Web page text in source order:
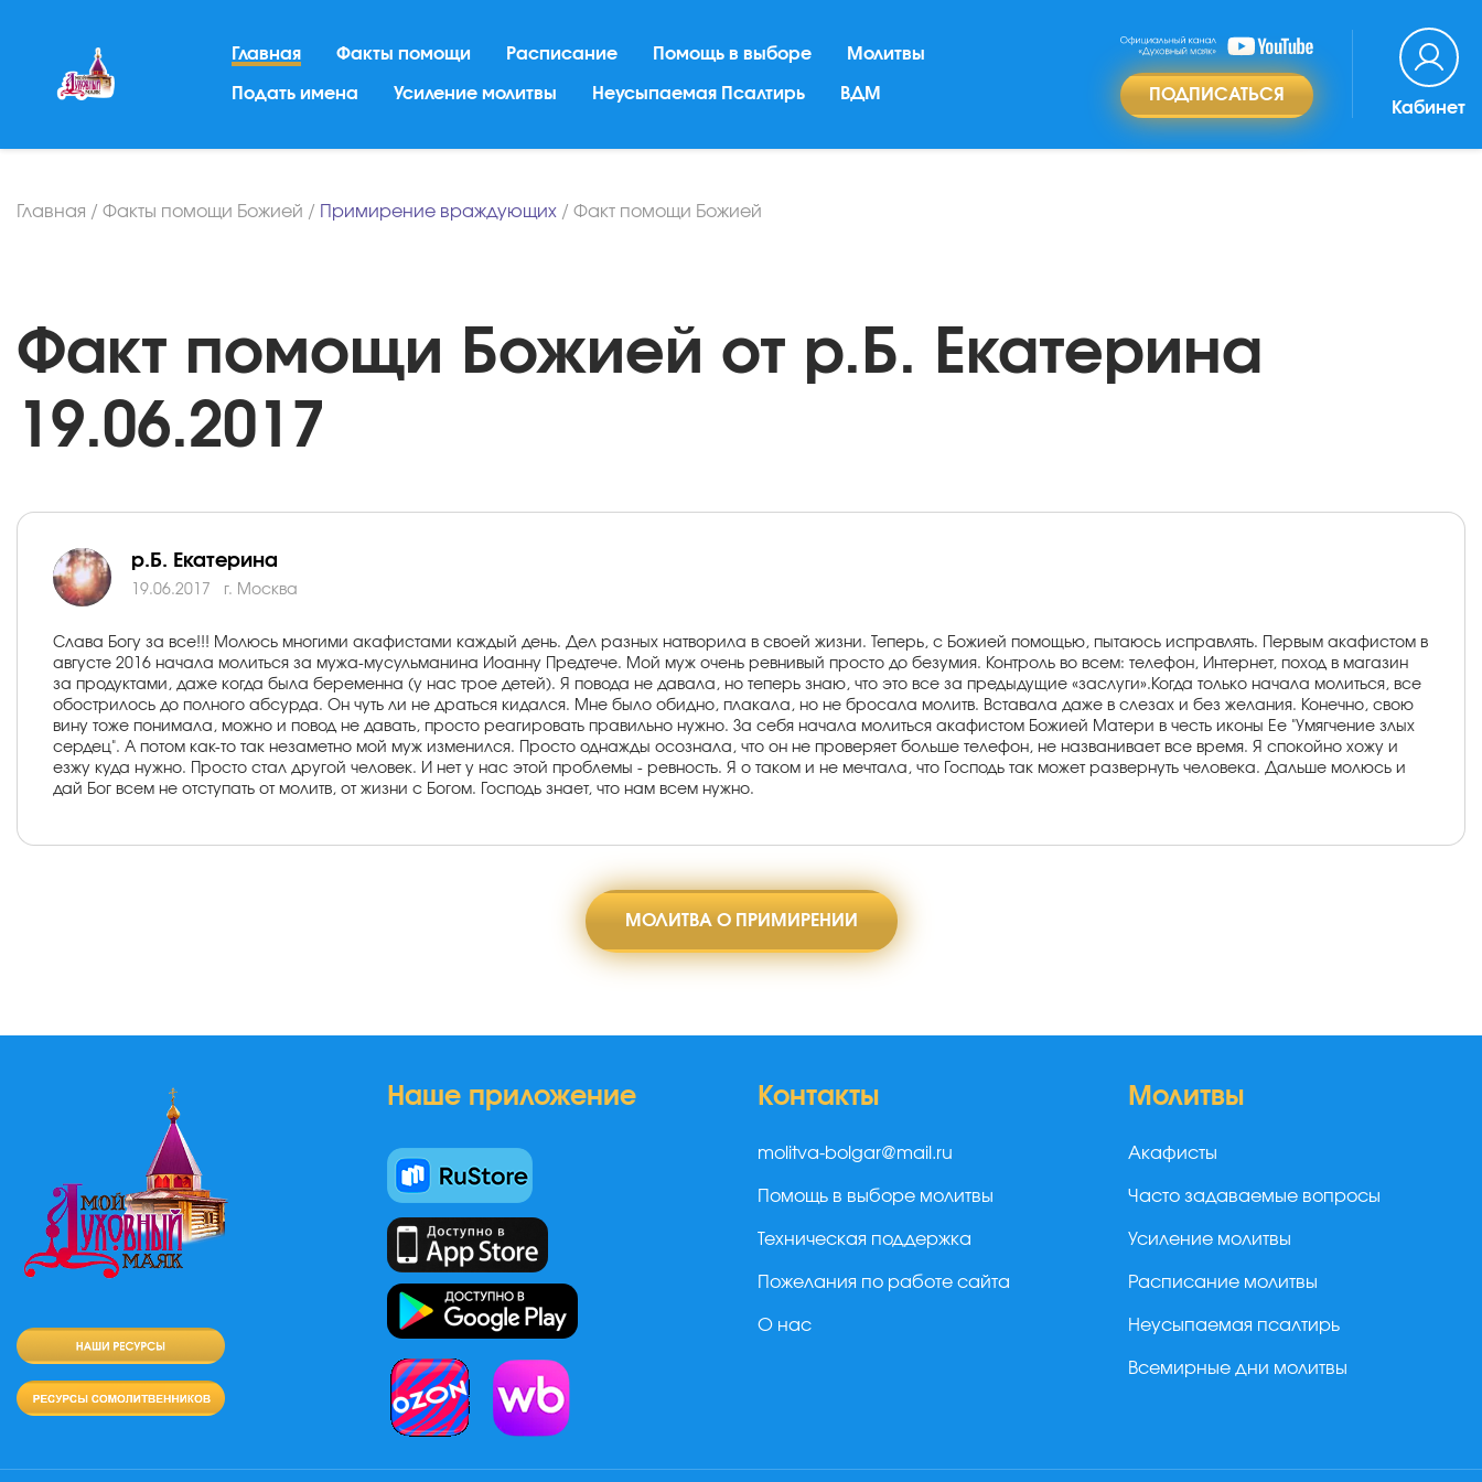
Главная Факты помощи Расписание Помощь в выборе Молитвы
Подать имена Усиление молитвы Неусыпаемая Псалтирь ВДМ ПОДПИСАТЬСЯ
Кабинет
Главная / Факты помощи Божией / Примирение враждующих / Факт помощи Божией
Факт помощи Божией от р.Б. Екатерина
19.06.2017
р.Б. Екатерина
19.06.2017 г. Москва
Слава Богу за все!!! Молюсь многими акафистами каждый день. Дел разных натворила в своей жизни. Теперь, с Божией помощью, пытаюсь исправлять. Первым акафистом в
августе 2016 начала молиться за мужа-мусульманина Иоанну Предтече. Мой муж очень ревнивый просто до безумия. Контроль во всем: телефон, Интернет, поход в магазин
за продуктами, даже когда была беременна (у нас трое детей). Я повода не давала, но теперь знаю, что это все за предыдущие «заслуги».Когда только начала молиться, все
обострилось до полного абсурда. Он чуть ли не драться кидался. Мне было обидно, плакала, но не бросала молитв. Вставала даже в слезах и без желания. Конечно, свою
вину тоже понимала, можно и повод не давать, просто реагировать правильно нужно. За себя начала молиться акафистом Божией Матери в честь иконы Ее "Умягчение злых
сердец". А потом как-то так незаметно мой муж изменился. Просто однажды осознала, что он не проверяет больше телефон, не названивает все время. Я спокойно хожу и
езжу куда нужно. Просто стал другой человек. И нет у нас этой проблемы - ревность. Я о таком и не мечтала, что Господь так может развернуть человека. Дальше молюсь и
дай Бог всем не отступать от молитв, от жизни с Богом. Господь знает, что нам всем нужно.
МОЛИТВА О ПРИМИРЕНИИ
Наше приложение Контакты
molitva-bolgar@mail.ru
Помощь в выборе молитвы
Техническая поддержка
Пожелания по работе сайта
О нас
Молитвы
Акафисты
Часто задаваемые вопросы
Усиление молитвы
Расписание молитвы
Неусыпаемая псалтирь
Всемирные дни молитвы